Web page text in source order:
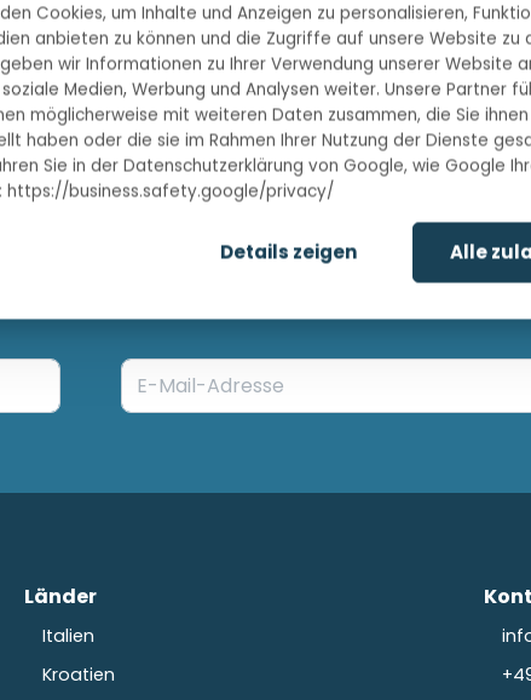
Cookies, um Inhalte und Anzeigen zu personalisieren,
anbieten zu können und die Zugriffe auf unsere Website zu
wir Informationen zu Ihrer Verwendung unserer Website
Medien, Werbung und Analysen weiter. Unsere Partner
möglicherweise mit weiteren Daten zusammen, die Sie ihnen
haben oder die sie im Rahmen Ihrer Nutzung der Dienste
Sie in der Datenschutzerklärung von Google, wie Google
https://business.safety.google/privacy/
Details zeigen Alle
/5
Abonnieren Sie unseren
Länder
Italien
Kroatien